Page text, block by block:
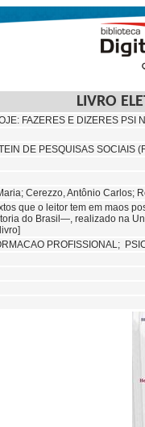
LIVRO
FAZERES E DIZERES PSI
DE PESQUISAS SOCIAIS
Cerezzo, Antônio Carlos;
que o leitor tem em maos
do Brasil—, realizado na
PROFISSIONAL;